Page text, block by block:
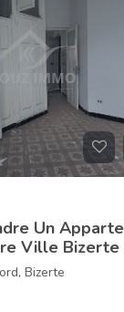
Un
Ville Bizerte
, Bizerte